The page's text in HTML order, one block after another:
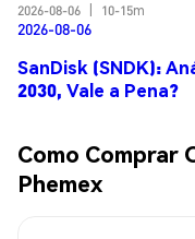
2026-08-06
10-15m
2026-08-06
SanDisk (SNDK):
2030, Vale a Pena?
Como Comprar
Phemex